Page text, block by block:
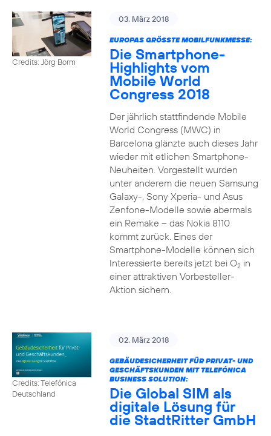
Credits: Jörg Borm
03. März 2018
EUROPAS GRÖSSTE MOBILFUNKMESSE:
Die Smartphone-
Highlights vom
Mobile World
Congress 2018
Der jährlich stattfindende Mobile
World Congress (MWC) in
Barcelona glänzte auch dieses Jahr
wieder mit etlichen Smartphone-
Neuheiten. Vorgestellt wurden
unter anderem die neuen Samsung
Galaxy-, Sony Xperia- und Asus
Zenfone-Modelle sowie abermals
ein Remake – das Nokia 8110
kommt zurück. Eines der
Smartphone-Modelle können sich
Interessierte bereits jetzt bei O2in
einer attraktiven Vorbesteller-
Aktion sichern.
Credits: Telefónica
Deutschland
02. März 2018
GEBÄUDESICHERHEIT FÜR PRIVAT- UND
GESCHÄFTSKUNDEN MIT TELEFÓNICA
BUSINESS SOLUTION:
Die Global SIM als
digitale Lösung für
die StadtRitter GmbH